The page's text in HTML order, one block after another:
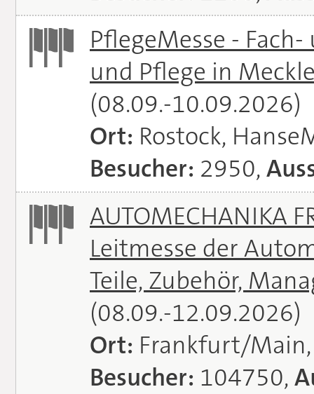
PflegeMesse -
und Pflege in
(08.09.-10.09.2026)
Ort: Rostock,
Besucher: 2950,
AUTOMECHANIKA
Leitmesse der
Teile, Zubehör,
(08.09.-12.09.2026)
Ort: Frankfurt/
Besucher: 104750,